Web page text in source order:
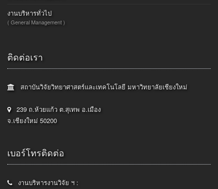
งานบริหารทั่วไป
( General Management )
ติดต่อเรา
สถาบันวิจัยวิทยาศาสตร์และเทคโนโลยี มหาวิทยาลัยเชียงใหม่
239 ถ.ห้วยแก้ว ต.สุเทพ อ.เมือง
จ.เชียงใหม่ 50200
เบอร์โทรติดต่อ
งานบริหารงานวิจัย ฯ :